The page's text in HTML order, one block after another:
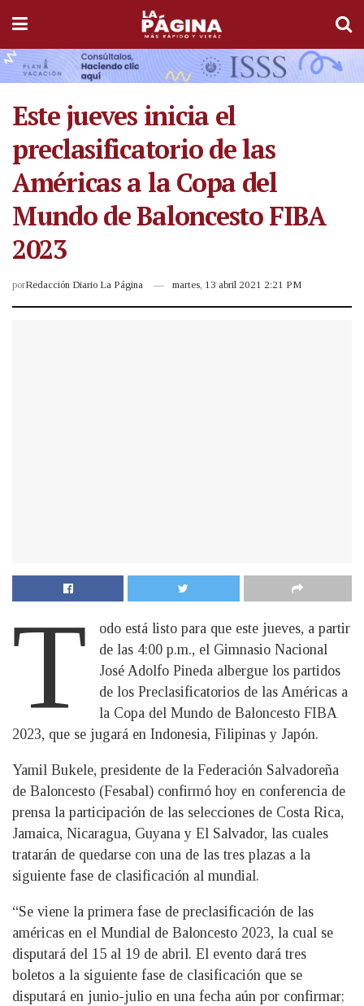
Este jueves inicia el
preclasificatorio de las
Américas a la Copa del
Mundo de Baloncesto FIBA
2023
porRedacción Diario La Página martes, 13 abril 2021 2:21 PM
T
odo está listo para que este jueves, a partir
de las 4:00 p.m., el Gimnasio Nacional
José Adolfo Pineda albergue los partidos
de los Preclasificatorios de las Américas a
la Copa del Mundo de Baloncesto FIBA
2023, que se jugará en Indonesia, Filipinas y Japón.
Yamil Bukele, presidente de la Federación Salvadoreña
de Baloncesto (Fesabal) confirmó hoy en conferencia de
prensa la participación de las selecciones de Costa Rica,
Jamaica, Nicaragua, Guyana y El Salvador, las cuales
tratarán de quedarse con una de las tres plazas a la
siguiente fase de clasificación al mundial.
“Se viene la primera fase de preclasificación de las
américas en el Mundial de Baloncesto 2023, la cual se
disputará del 15 al 19 de abril. El evento dará tres
boletos a la siguiente fase de clasificación que se
disputará en junio-julio en una fecha aún por confirmar;